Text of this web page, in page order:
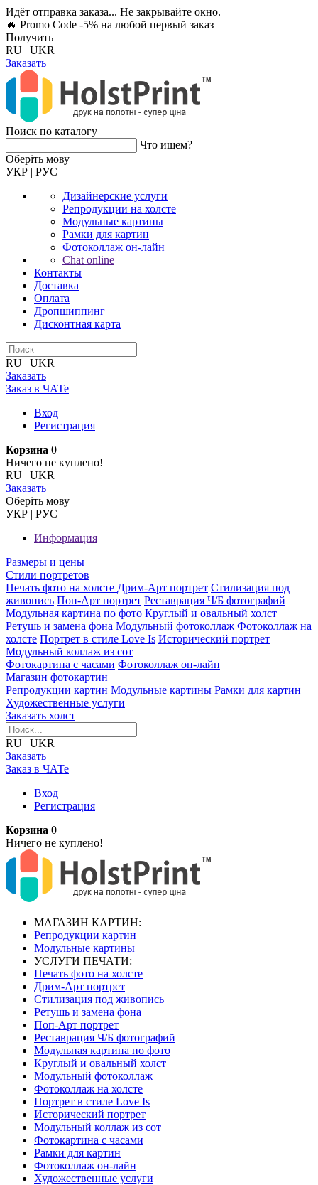
Идёт отправка заказа... Не закрывайте окно.
🔥 Promo Code -5% на любой первый заказ
Получить
RU | UKR
Заказать
Поиск по каталогу
Что ищем?
Оберiть мову
УКР | РУС
Дизайнерские услуги
Репродукции на холсте
Модульные картины
Рамки для картин
Фотоколлаж он-лайн
Chat online
Контакты
Доставка
Оплата
Дропшиппинг
Дисконтная карта
RU | UKR
Заказать
Заказ в ЧАТе
Вход
Регистрация
Корзина 0
Ничего не куплено!
RU | UKR
Заказать
Оберiть мову
УКР | РУС
Информация
Размеры и цены
Стили портретов
Печать фото на холсте Дрим-Арт портрет Стилизация под
живопись Поп-Арт портрет Реставрация Ч/Б фотографий
Модульная картина по фото Круглый и овальный холст
Ретушь и замена фона Модульный фотоколлаж Фотоколлаж на
холсте Портрет в стиле Love Is Исторический портрет
Модульный коллаж из сот
Фотокартина с часами Фотоколлаж он-лайн
Магазин фотокартин
Репродукции картин Модульные картины Рамки для картин
Художественные услуги
Заказать холст
RU | UKR
Заказать
Заказ в ЧАТе
Вход
Регистрация
Корзина 0
Ничего не куплено!
МАГАЗИН КАРТИН:
Репродукции картин
Модульные картины
УСЛУГИ ПЕЧАТИ:
Печать фото на холсте
Дрим-Арт портрет
Стилизация под живопись
Ретушь и замена фона
Поп-Арт портрет
Реставрация Ч/Б фотографий
Модульная картина по фото
Круглый и овальный холст
Модульный фотоколлаж
Фотоколлаж на холсте
Портрет в стиле Love Is
Исторический портрет
Модульный коллаж из сот
Фотокартина с часами
Рамки для картин
Фотоколлаж он-лайн
Художественные услуги